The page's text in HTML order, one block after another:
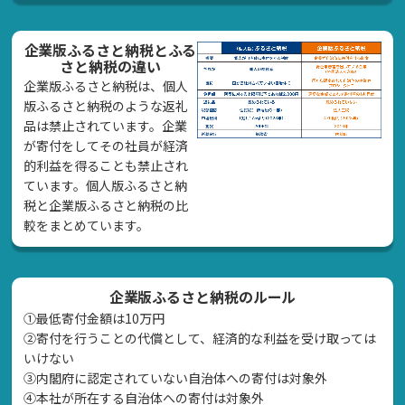
企業版ふるさと納税とふる
さと納税の違い
企業版ふるさと納税は、個人
版ふるさと納税のような返礼
品は禁止されています。企業
が寄付をしてその社員が経済
的利益を得ることも禁止され
ています。個人版ふるさと納
税と企業版ふるさと納税の比
較をまとめています。
企業版ふるさと納税のルール
①最低寄付金額は10万円
②寄付を行うことの代償として、経済的な利益を受け取っては
いけない
➂内閣府に認定されていない自治体への寄付は対象外
④本社が所在する自治体への寄付は対象外